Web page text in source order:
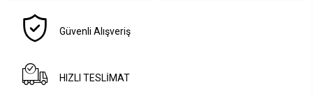
Güvenli Alışveriş
HIZLI TESLİMAT